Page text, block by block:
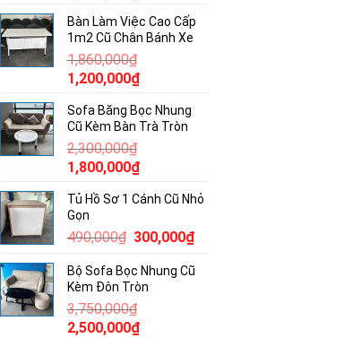
là:
1,900,000₫.
tại
là:
Bàn Làm Việc Cao Cấp
1m2 Cũ Chân Bánh Xe
1,860,000₫
Giá
là:
1,860,000₫.
1,200,000₫Giá
tại
là:
Sofa Băng Bọc Nhung
Cũ Kèm Bàn Trà Tròn
2,300,000₫
Giá
là:
2,300,000₫.
1,800,000₫Giá
tại
1,800,000₫.
Tủ Hồ Sơ 1 Cánh Cũ Nhỏ
Gọn
490,000₫ Giá
là:
490,000₫.
300,000₫Giá
tại
Bộ Sofa Bọc Nhung Cũ
Kèm Đôn Tròn
3,750,000₫
Giá
2,500,000₫Giá